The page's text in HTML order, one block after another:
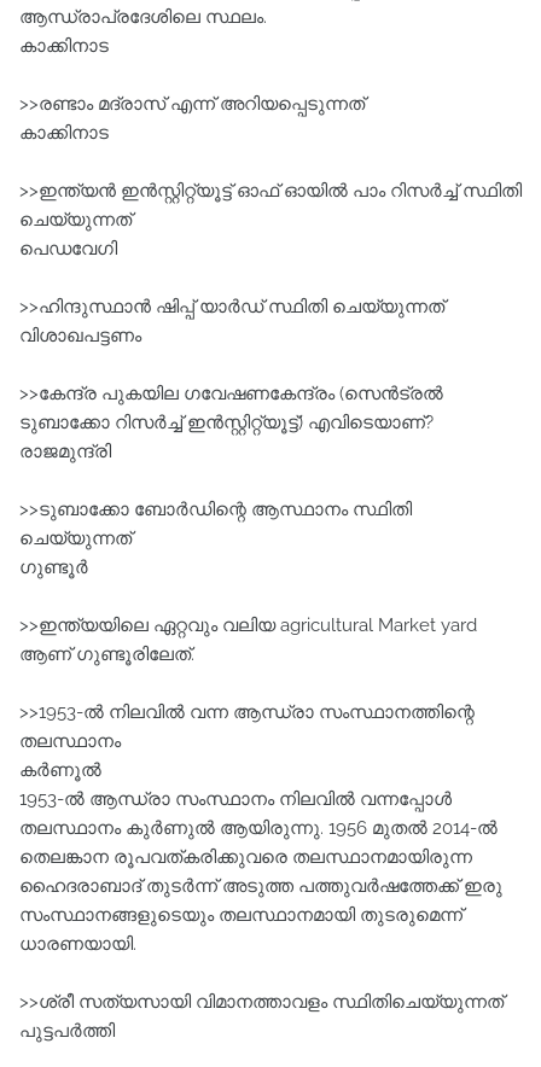
ആന്ധ്രാപ്രദേശിലെ സ്ഥലം.
കാക്കിനാട
>>രണ്ടാം മദ്രാസ് എന്ന്‌ അറിയപ്പെടുന്നത്‌
കാക്കിനാട
>>ഇന്ത്യന്‍ ഇൻസ്റ്റിറ്റ്യൂട്ട്‌ ഓഫ്‌ ഓയില്‍ പാം റിസര്‍ച്ച്‌ സ്ഥിതി
ചെയ്യുന്നത്‌
പെഡവേഗി
>>ഹിന്ദുസ്ഥാന്‍ ഷിപ്പ് യാർഡ് ‌സ്ഥിതി ചെയ്യുന്നത്‌
വിശാഖപട്ടണം
>>കേന്ദ്ര പുകയില ഗവേഷണകേന്ദ്രം (സെന്‍ട്രല്‍
ടുബാക്കോ റിസര്‍ച്ച്‌ ഇൻസ്റ്റിറ്റ്യൂട്ട്) എവിടെയാണ്?
രാജമുന്ദ്രി
>>ടുബാക്കോ ബോര്‍ഡിന്റെ ആസ്ഥാനം സ്ഥിതി
ചെയ്യുന്നത്‌
ഗുണ്ടൂര്‍
>>ഇന്ത്യയിലെ ഏറ്റവും വലിയ agricultural Market yard
ആണ്‌ ഗുണ്ടൂരിലേത്‌.
>>1953-ല്‍ നിലവില്‍ വന്ന ആന്ധ്രാ സംസ്ഥാനത്തിന്റെ
തലസ്ഥാനം
കര്‍ണൂല്‍
1953-ല്‍ ആന്ധ്രാ സംസ്ഥാനം നിലവില്‍ വന്നപ്പോള്‍
തലസ്ഥാനം കുര്‍ണുല്‍ ആയിരുന്നു. 1956 മുതല്‍ 2014-ല്‍
തെലങ്കാന രൂപവത്കരിക്കുവരെ തലസ്ഥാനമായിരുന്ന
ഹൈദരാബാദ്‌ തുടര്‍ന്ന്‌ അടുത്ത പത്തുവര്‍ഷത്തേക്ക്‌ ഇരു
സംസ്ഥാനങ്ങളുടെയും തലസ്ഥാനമായി തുടരുമെന്ന്‌
ധാരണയായി.
>>ശ്രീ സത്യസായി വിമാനത്താവളം സ്ഥിതിചെയ്യുന്നത്‌
പുട്ടപര്‍ത്തി